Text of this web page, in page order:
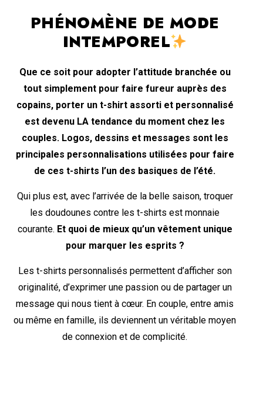
PHÉNOMÈNE DE MODE
INTEMPOREL
Que ce soit pour adopter l’attitude branchée ou
tout simplement pour faire fureur auprès des
copains, porter un t-shirt assorti et personnalisé
est devenu LA tendance du moment chez les
couples. Logos, dessins et messages sont les
principales personnalisations utilisées pour faire
de ces t-shirts l’un des basiques de l’été.
Qui plus est, avec l’arrivée de la belle saison, troquer
les doudounes contre les t-shirts est monnaie
courante. Et quoi de mieux qu’un vêtement unique
pour marquer les esprits ?
Les t-shirts personnalisés permettent d’afficher son
originalité, d’exprimer une passion ou de partager un
message qui nous tient à cœur. En couple, entre amis
ou même en famille, ils deviennent un véritable moyen
de connexion et de complicité.